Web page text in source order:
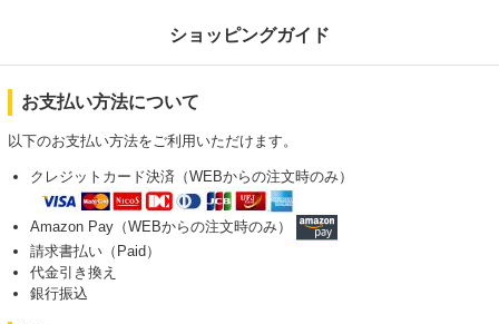
ショッピングガイド
お支払い方法について
以下のお支払い方法をご利用いただけます。
クレジットカード決済（WEBからの注文時のみ）
Amazon Pay（WEBからの注文時のみ）
請求書払い（Paid）
代金引き換え
銀行振込